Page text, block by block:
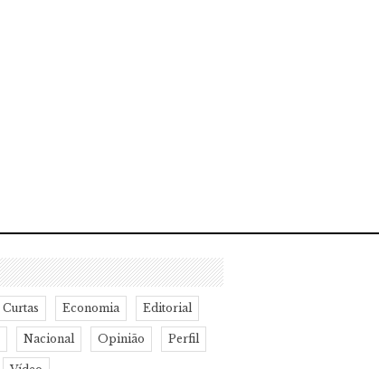
Curtas Economia Editorial
Nacional Opinião Perfil